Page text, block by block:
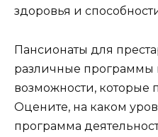
здоровья и
Пансионаты для
различные программы
возможности, которые
Оцените, на каком
программа